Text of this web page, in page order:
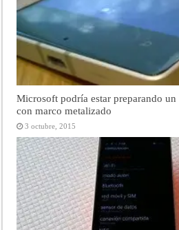
Microsoft podría estar preparando
con marco metalizado
3 octubre, 2015